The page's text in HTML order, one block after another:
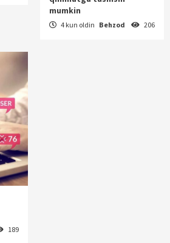
mumkin
4 kun oldin Behzod 206
189